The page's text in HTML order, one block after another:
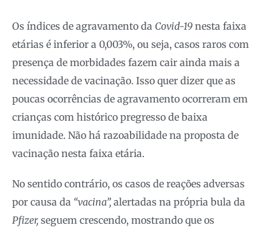
Os índices de agravamento da Covid-19 nesta faixa
etárias é inferior a 0,003%, ou seja, casos raros com
presença de morbidades fazem cair ainda mais a
necessidade de vacinação. Isso quer dizer que as
poucas ocorrências de agravamento ocorreram em
crianças com histórico pregresso de baixa
imunidade. Não há razoabilidade na proposta de
vacinação nesta faixa etária.
No sentido contrário, os casos de reações adversas
por causa da “vacina”, alertadas na própria bula da
Pfizer, seguem crescendo, mostrando que os